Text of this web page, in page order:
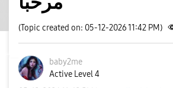
(Topic created on: 05-12-2026 11:42 PM)
baby2me
Active Level 4